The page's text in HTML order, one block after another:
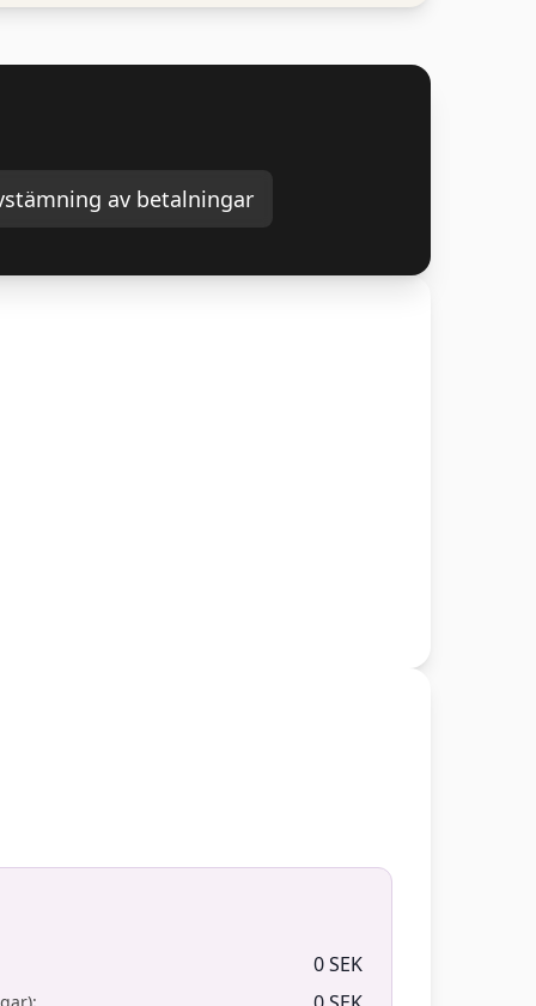
av betalningar
0 SEK